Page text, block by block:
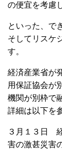
の便宜を考慮
といった、で
そしてリスケ
す。
経済産業省が
用保証協会が
機関が別枠で
詳細は以下を
３月１３日
害の激甚災害